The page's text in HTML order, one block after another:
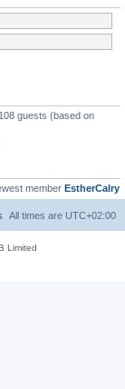
guests (based on
member EstherCalry
All times are UTC+02:00
Limited